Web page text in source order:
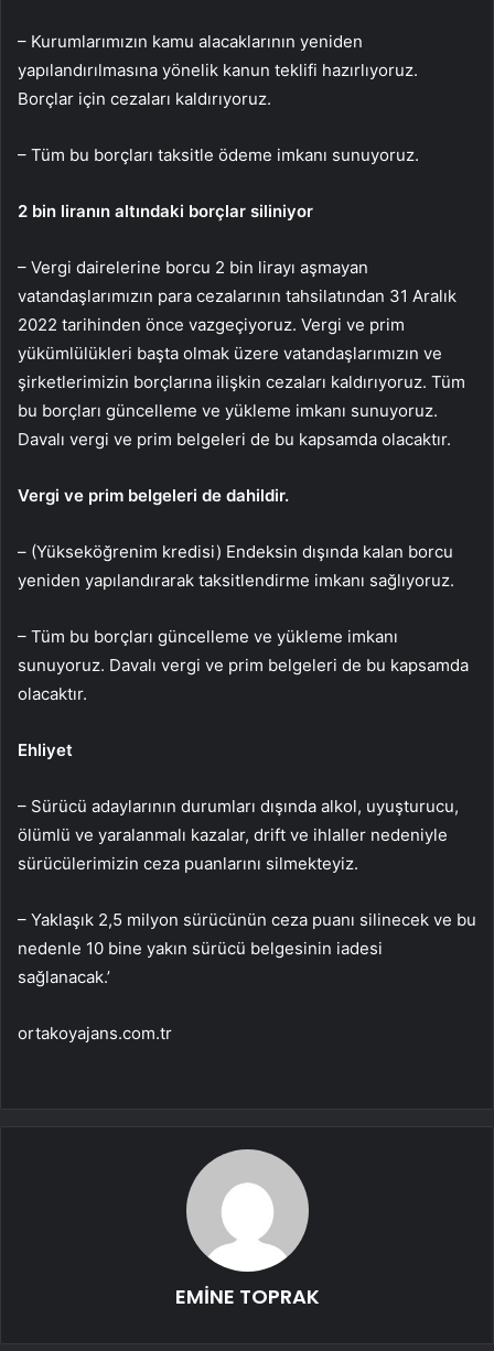
– Kurumlarımızın kamu alacaklarının yeniden
yapılandırılmasına yönelik kanun teklifi hazırlıyoruz.
Borçlar için cezaları kaldırıyoruz.
– Tüm bu borçları taksitle ödeme imkanı sunuyoruz.
2 bin liranın altındaki borçlar siliniyor
– Vergi dairelerine borcu 2 bin lirayı aşmayan
vatandaşlarımızın para cezalarının tahsilatından 31 Aralık
2022 tarihinden önce vazgeçiyoruz. Vergi ve prim
yükümlülükleri başta olmak üzere vatandaşlarımızın ve
şirketlerimizin borçlarına ilişkin cezaları kaldırıyoruz. Tüm
bu borçları güncelleme ve yükleme imkanı sunuyoruz.
Davalı vergi ve prim belgeleri de bu kapsamda olacaktır.
Vergi ve prim belgeleri de dahildir.
– (Yükseköğrenim kredisi) Endeksin dışında kalan borcu
yeniden yapılandırarak taksitlendirme imkanı sağlıyoruz.
– Tüm bu borçları güncelleme ve yükleme imkanı
sunuyoruz. Davalı vergi ve prim belgeleri de bu kapsamda
olacaktır.
Ehliyet
– Sürücü adaylarının durumları dışında alkol, uyuşturucu,
ölümlü ve yaralanmalı kazalar, drift ve ihlaller nedeniyle
sürücülerimizin ceza puanlarını silmekteyiz.
– Yaklaşık 2,5 milyon sürücünün ceza puanı silinecek ve bu
nedenle 10 bine yakın sürücü belgesinin iadesi
sağlanacak.’
ortakoyajans.com.tr
EMİNE TOPRAK